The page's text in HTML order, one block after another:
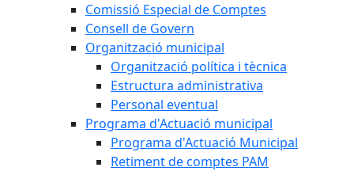
Comissió Especial de Comptes
Consell de Govern
Organització municipal
Organització política i tècnica
Estructura administrativa
Personal eventual
Programa d'Actuació municipal
Programa d'Actuació Municipal
Retiment de comptes PAM